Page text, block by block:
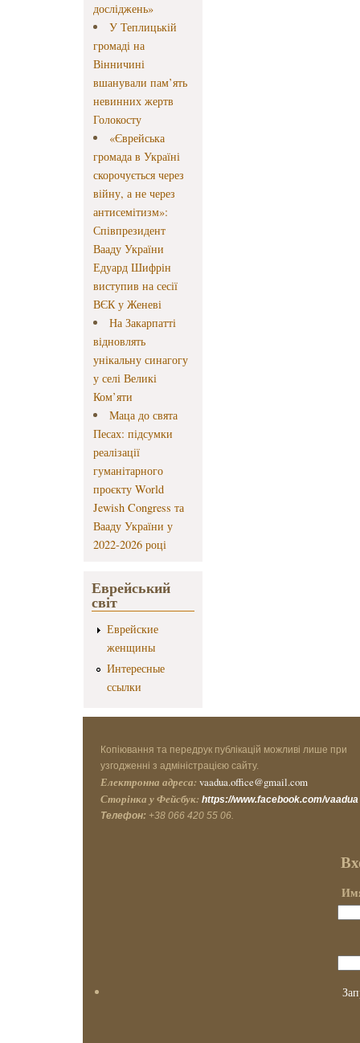
досліджень»
У Теплицькій
громаді на
Вінничині
вшанували пам’ять
невинних жертв
Голокосту
«Єврейська
громада в Україні
скорочується через
війну, а не через
антисемітизм»:
Співпрезидент
Вааду України
Едуард Шифрін
виступив на сесії
ВЄК у Женеві
На Закарпатті
відновлять
унікальну синагогу
у селі Великі
Ком’яти
Маца до свята
Песах: підсумки
реалізації
гуманітарного
проєкту World
Jewish Congress та
Вааду України у
2022-2026 році
Еврейський
світ
Еврейские
женщины
Интересные
ссылки
Копіювання та передрук публікацій можливі лише при
узгодженні з адміністрацією сайту.
Електронна адреса: vaadua.office@gmail.com
Сторінка у Фейсбук: https://www.facebook.com/vaadua
Телефон: +38 066 420 55 06.